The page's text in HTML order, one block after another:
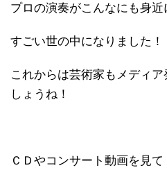
プロの演奏がこんなにも身近
すごい世の中になりました！
これからは芸術家もメディ
しょうね！
ＣＤやコンサート動画を見て